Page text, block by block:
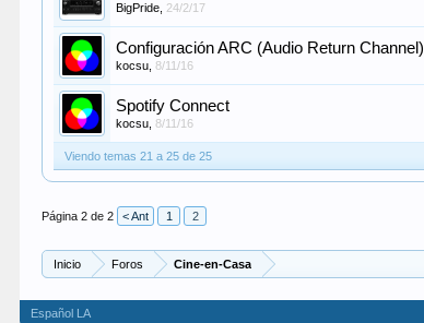
BigPride 24/2/17
Configuración ARC (Audio Return Channel)
kocsu ,8/11/16
Spotify Connect
kocsu ,8/11/16
Viendo temas 21 a 25 de 25
Página 2 de 2 < Ant 1 2
Inicio Foros Cine-en-Casa
Español LA